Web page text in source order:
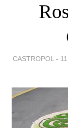
CASTROPOL -